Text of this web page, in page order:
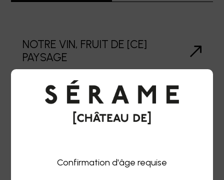
Confirmation d'âge requise
NOTRE VIN, FRUIT DE [CE]
PAYSAGE
NOS TERROIRS ]